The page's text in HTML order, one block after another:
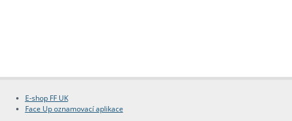
E-shop FF UK
Face Up oznamovací aplikace